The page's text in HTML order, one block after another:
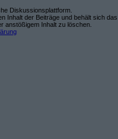
Diskussionsplattform.
Inhalt der Beiträge und behält sich das
anstößigem Inhalt zu löschen.